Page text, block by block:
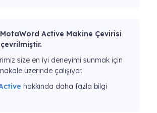
Active Makine Çevirisi
size en iyi deneyimi sunmak için
üzerinde çalışıyor.
hakkında daha fazla bilgi